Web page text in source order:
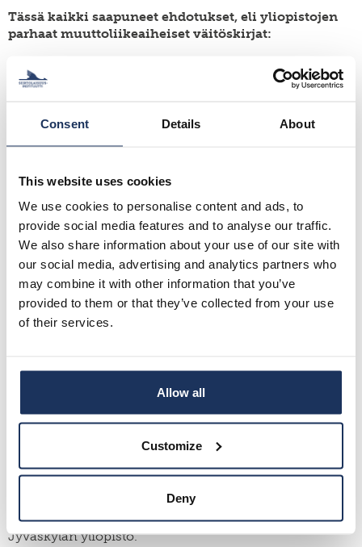
Consent Details About
This website uses cookies
We use cookies to personalise content and ads, to
provide social media features and to analyse our traffic.
We also share information about your use of our site with
our social media, advertising and analytics partners who
may combine it with other information that you’ve
provided to them or that they’ve collected from your use
of their services.
Allow all
Customize
Deny
Tässä kaikki saapuneet ehdotukset, eli yliopistojen
parhaat muuttoliikeaiheiset väitöskirjat:
Harjumaa, Tiina
(2021). Menetetty ja läsnä oleva
Petsamo. Menneisyyden tulkitseminen ja historian
Lapin yliopisto.
Hewidy, Hossam(2022). The hidden city of
homogenization of the city and the lost diversity. Aalto
University.
Hong, Tuuli(2020). Kunniaan liittyvän väkivallan
uhrin oikeudellinen asema. Turun yliopisto.
Kanstrén, Kaisu (2021). Expatriate partners: career
identity, career capital and subjective well-being
perspectives. Vaasan yliopisto.
ethnography of migrant irregularity in Northern
Europe. Itä-Suomen yliopisto.
Maury, Olivia(2021). Punctuated Lives: Student-
Regime. Helsingin yliopisto.
Political Integration in Finland. The Perspectives of
Black African Immigrants at the Municipal Level.
Jyväskylän yliopisto.